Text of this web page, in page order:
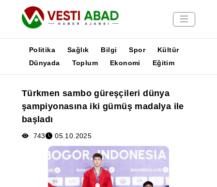
Yayınlar
Medya
Poster
Politika Sağlık Bilgi Spor
Kültür
Dünyada
Toplum Ekonomi Eğitim
Türkmen sambo güreşçileri dünya
şampiyonasına iki gümüş madalya ile
başladı
743 05.10.2025